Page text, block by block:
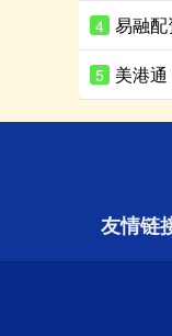
4
5
友情链